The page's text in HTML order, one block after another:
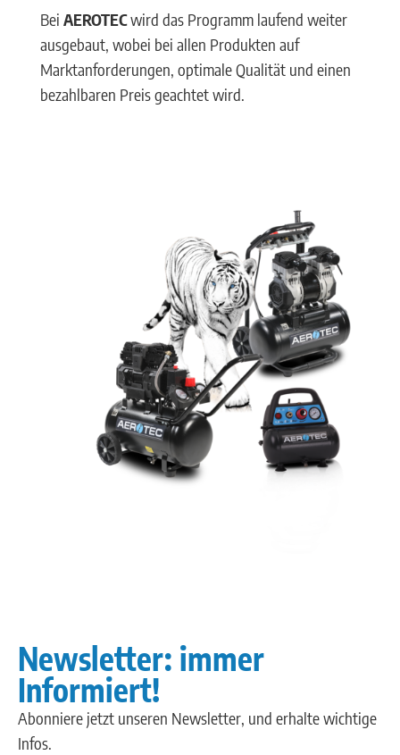
Bei AEROTECwird das Programm laufend weiter
ausgebaut, wobei bei allen Produkten auf
Marktanforderungen, optimale Qualität und einen
bezahlbaren Preis geachtet wird.
Newsletter: immer
Informiert!
Abonniere jetzt unseren Newsletter, und erhalte wichtige
Infos.